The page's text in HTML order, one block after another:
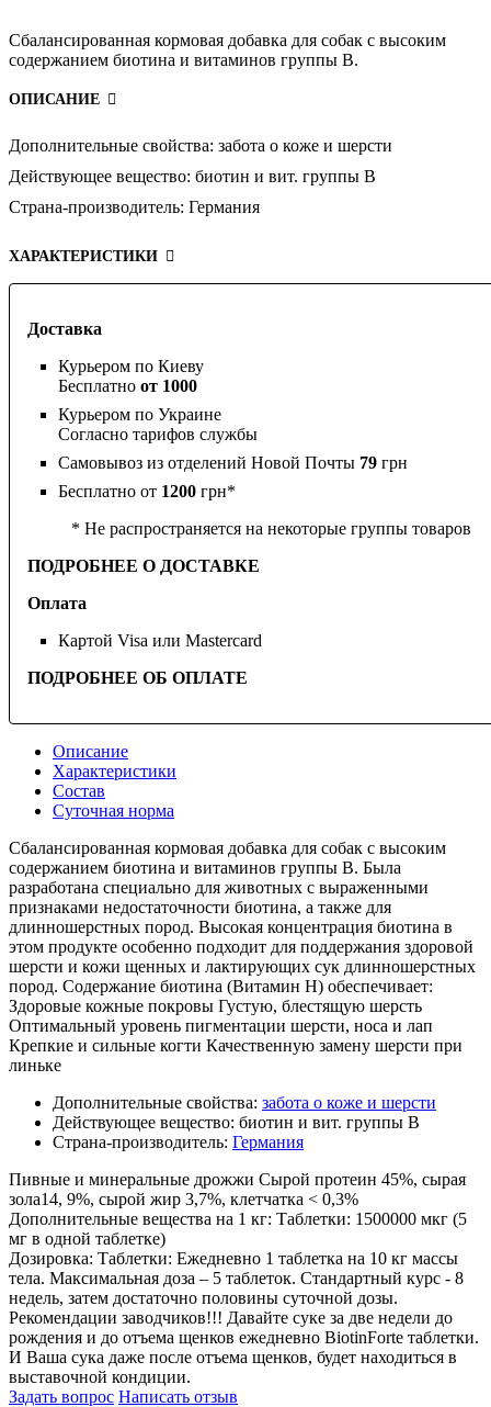
Доставка
Курьером по Киеву
Бесплатно от 1000
Курьером по Украине
Согласно тарифов службы
Самовывоз из отделений Новой Почты 79 грн
Бесплатно от 1200 грн*
* Не распространяется на некоторые группы товаров
ПОДРОБНЕЕ О ДОСТАВКЕ
Оплата
Картой Visa или Mastercard
ПОДРОБНЕЕ ОБ ОПЛАТЕ
Сбалансированная кормовая добавка для собак с высоким
содержанием биотина и витаминов группы В.
ОПИСАНИЕ
Дополнительные свойства: забота о коже и шерсти
Действующее вещество: биотин и вит. группы В
Страна-производитель: Германия
ХАРАКТЕРИСТИКИ
Описание
Характеристики
Состав
Суточная норма
Сбалансированная кормовая добавка для собак с высоким
содержанием биотина и витаминов группы В. Была
разработана специально для животных с выраженными
признаками недостаточности биотина, а также для
длинношерстных пород. Высокая концентрация биотина в
этом продукте особенно подходит для поддержания здоровой
шерсти и кожи щенных и лактирующих сук длинношерстных
пород. Содержание биотина (Витамин Н) обеспечивает:
Здоровые кожные покровы Густую, блестящую шерсть
Оптимальный уровень пигментации шерсти, носа и лап
Крепкие и сильные когти Качественную замену шерсти при
линьке
Дополнительные свойства: забота о коже и шерсти
Действующее вещество: биотин и вит. группы В
Страна-производитель: Германия
Пивные и минеральные дрожжи Сырой протеин 45%, сырая
зола14, 9%, сырой жир 3,7%, клетчатка < 0,3%
Дополнительные вещества на 1 кг: Таблетки: 1500000 мкг (5
мг в одной таблетке)
Дозировка: Таблетки: Ежедневно 1 таблетка на 10 кг массы
тела. Максимальная доза – 5 таблеток. Стандартный курс - 8
недель, затем достаточно половины суточной дозы.
Рекомендации заводчиков!!! Давайте суке за две недели до
рождения и до отъема щенков ежедневно BiotinForte таблетки.
И Ваша сука даже после отъема щенков, будет находиться в
выставочной кондиции.
Задать вопрос Написать отзыв